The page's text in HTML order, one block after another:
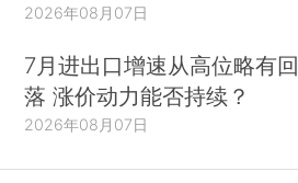
2026年08月07日
7月进出口增速从高位略有回
落 涨价动力能否持续？
2026年08月07日